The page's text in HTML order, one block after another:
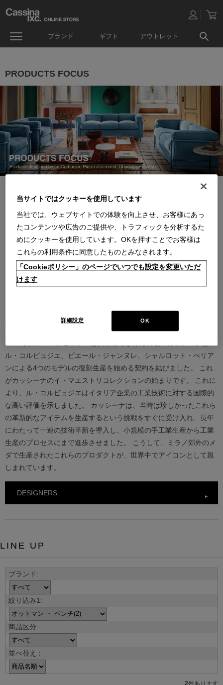
ブランド ギフト アウトレット
PRODUCTS FOCUS
Jeanneret, Charlotte Perriand
ル・コルビュジエ、ピエール・ジャンヌレ、シャルロット・ぺリア
ンによる4つのモデルの復刻生産を始める契約を結びました。 これ
がカッシーナのイ・マエストリコレクションの始まりです。 これに
より、ル・コルビュジエはイタリア企業の工業技術に対する国際的
な高い評価を示しました。 カッシーナは、当時は珍しかったこれら
の革新的なアイテムを生産するという挑戦をすぐに受け入れ、長年
にわたって一連の技術革新を導入し、小規模の手工業生産から工業
生産のプロセスにまで進歩させました。 こうして、ミラノ郊外のメ
ダで生産されたこれらのプロダクトが、世界中でアイコンとして親
しまれています。
DESIGNERS
LINE UP
並べ替え：
2件あります
当サイトではクッキーを使用しています
当社では、ウェブサイトでの体験を向上させ、お客様にあっ
たコンテンツや広告のご提供や、トラフィックを分析するた
めにクッキーを使用しています。OKを押すことでお客様は
これらの利用条件に同意したものとみなされます。
「Cookieポリシー」のページでいつでも設定を変更いただ
けます
OK
詳細設定